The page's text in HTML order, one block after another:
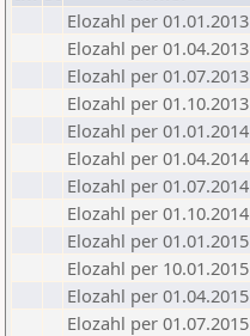
Elozahl per 01.01.2013
Elozahl per 01.04.2013
Elozahl per 01.07.2013
Elozahl per 01.10.2013
Elozahl per 01.01.2014
Elozahl per 01.04.2014
Elozahl per 01.07.2014
Elozahl per 01.10.2014
Elozahl per 01.01.2015
Elozahl per 10.01.2015
Elozahl per 01.04.2015
Elozahl per 01.07.2015